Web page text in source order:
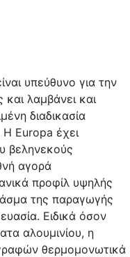
υπεύθυνο για την
λαμβάνει και
διαδικασία
Europa έχει
βεληνεκούς
αγορά
προφίλ υψηλής
της παραγωγής
Ειδικά όσον
αλουμινίου, η
θερμομονωτικά